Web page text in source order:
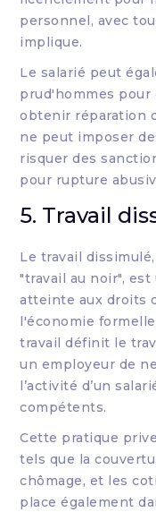
personnel, avec
implique.
Le salarié peut
prud'hommes
obtenir réparation
ne peut imposer
risquer des
pour rupture
5. Travail
Le travail
"travail au noir",
atteinte aux droits
l'économie
travail définit le
un employeur de
l’activité d’un
compétents.
Cette pratique
tels que la
chômage, et les
place également